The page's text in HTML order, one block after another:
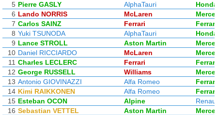
5 Pierre GASLY AlphaTauri
Honda
6 Lando NORRIS McLaren
7 Carlos SAINZ Ferrari
Ferrari
8 Yuki TSUNODA AlphaTauri
Honda
9 Lance STROLL Aston Martin
10 Daniel RICCIARDO McLaren
11 Charles LECLERC Ferrari
Ferrari
12 George RUSSELL Williams
13 Antonio GIOVINAZZI Alfa Romeo
Ferrari
14 Kimi RAIKKONEN Alfa Romeo
Ferrari
15 Esteban OCON Alpine
16 Sebastian VETTEL Aston Martin